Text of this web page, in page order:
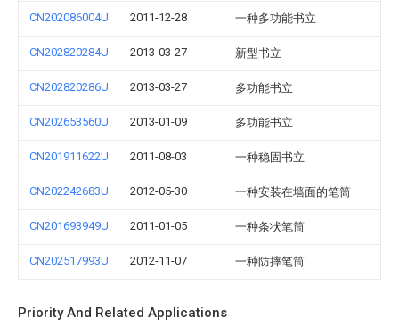
CN202086004U 2011-12-28 一种多功能书立
CN202820284U 2013-03-27 新型书立
CN202820286U 2013-03-27 多功能书立
CN202653560U 2013-01-09 多功能书立
CN201911622U 2011-08-03 一种稳固书立
CN202242683U 2012-05-30 一种安装在墙面的笔筒
CN201693949U 2011-01-05 一种条状笔筒
CN202517993U 2012-11-07 一种防摔笔筒
Priority And Related Applications